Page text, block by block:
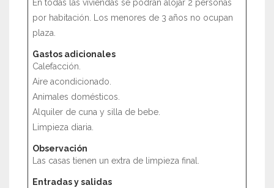
En todas las viviendas se podrán alojar 2 personas
por habitación. Los menores de 3 años no ocupan
plaza.
Gastos adicionales
Calefacción.
Aire acondicionado.
Animales domésticos.
Alquiler de cuna y silla de bebe.
Limpieza diaria.
Observación
Las casas tienen un extra de limpieza final.
Entradas y salidas